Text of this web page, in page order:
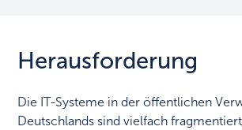
Herausforderung
Die IT-Systeme in der öffentlichen
Deutschlands sind vielfach